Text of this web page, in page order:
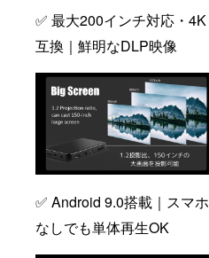
✅ 最大200インチ対応・4K
互換｜鮮明なDLP映像
✅ Android 9.0搭載｜スマホ
なしでも単体再生OK